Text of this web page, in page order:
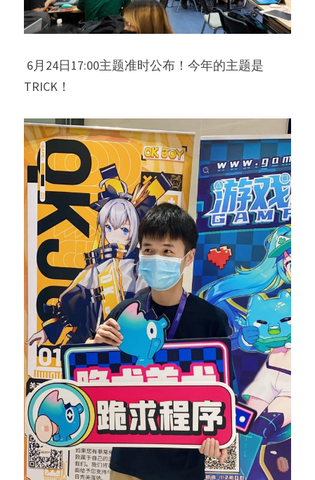
TRICK！